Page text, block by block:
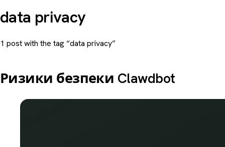
data privacy
1 post with the tag “data privacy”
Ризики безпеки Clawdbot